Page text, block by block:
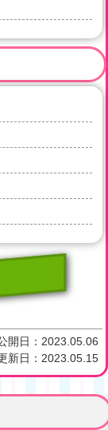
開日： 2023.05.06
新日： 2023.05.15